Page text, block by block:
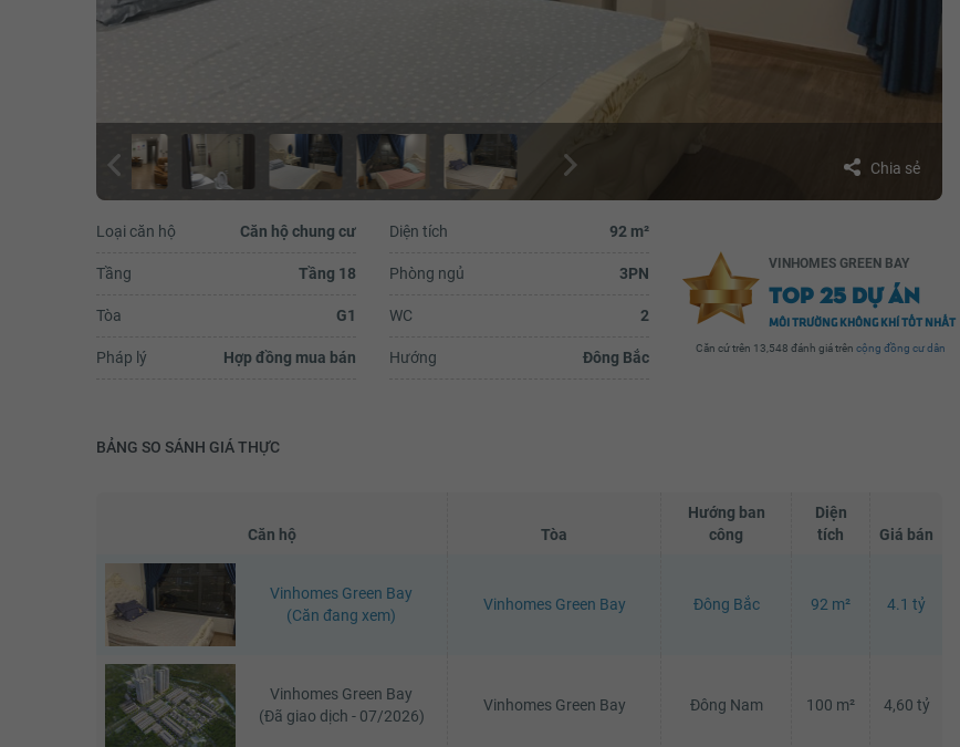
Chia sẻ
Loại căn hộ Căn hộ chung cư
Tầng Tầng 18
Tòa G1
Pháp lý Hợp đồng mua bán
Diện tích 92 m²
Phòng ngủ 3PN
WC 2
Hướng Đông Bắc
VINHOMES GREEN BAY
TOP 25 DỰ ÁN
MÔI TRƯỜNG KHÔNG KHÍ TỐT NHẤT
Căn cứ trên 13,548 đánh giá trên cộng đồng cư dân
BẢNG SO SÁNH GIÁ THỰC
Căn hộ Tòa
Hướng ban
công
Diện
tích
Giá bán
Vinhomes Green Bay
(Căn đang xem)
Vinhomes Green Bay Đông Bắc 92 m² 4.1 tỷ
Vinhomes Green Bay
(Đã giao dịch - 07/2026)
Vinhomes Green Bay Đông Nam 100 m² 4,60 tỷ
Trần Thu Hương